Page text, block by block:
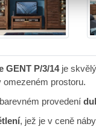
GENT P/3/14je
omezeném prostoru.
provedení
, jež je v ceně